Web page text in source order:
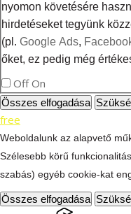
nyomon követésére
hirdetéseket tegyünk
(pl. Google Ads,
őket, ez pedig még
Off On
Összes elfogadása
free
Weboldalunk az alapvető
Szélesebb körű
szabás) egyéb cookie-kat
Összes elfogadása